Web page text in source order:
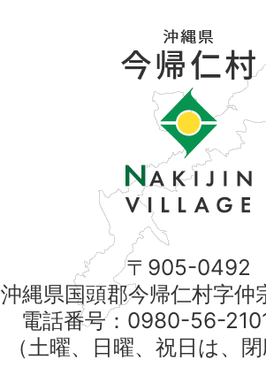
〒905-0492
沖縄県国頭郡今帰仁村字仲
電話番号：0980-56-
（土曜、日曜、祝日は、